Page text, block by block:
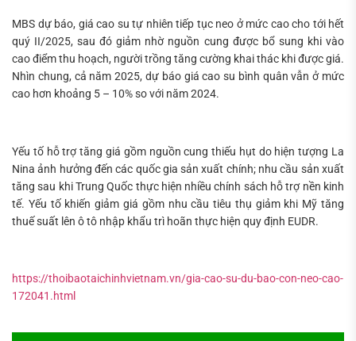
MBS dự báo, giá cao su tự nhiên tiếp tục neo ở mức cao cho tới hết
quý II/2025, sau đó giảm nhờ nguồn cung được bổ sung khi vào
cao điểm thu hoạch, người trồng tăng cường khai thác khi được giá.
Nhìn chung, cả năm 2025, dự báo giá cao su bình quân vẫn ở mức
cao hơn khoảng 5 – 10% so với năm 2024.
Yếu tố hỗ trợ tăng giá gồm nguồn cung thiếu hụt do hiện tượng La
Nina ảnh hưởng đến các quốc gia sản xuất chính; nhu cầu sản xuất
tăng sau khi Trung Quốc thực hiện nhiều chính sách hỗ trợ nền kinh
tế. Yếu tố khiến giảm giá gồm nhu cầu tiêu thụ giảm khi Mỹ tăng
thuế suất lên ô tô nhập khẩu trì hoãn thực hiện quy định EUDR.
https://thoibaotaichinhvietnam.vn/gia-cao-su-du-bao-con-neo-cao-
172041.html